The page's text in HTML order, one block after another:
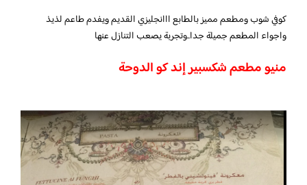
كوفي شوب ومطعم مميز بالطابع ااانجليزي القديم ويفدم طاعم لذيذ
واجواء المطعم جميلة جدا..وتجربة يصعب التنازل عنها
منيو مطعم شكسبير إند كو الدوحة